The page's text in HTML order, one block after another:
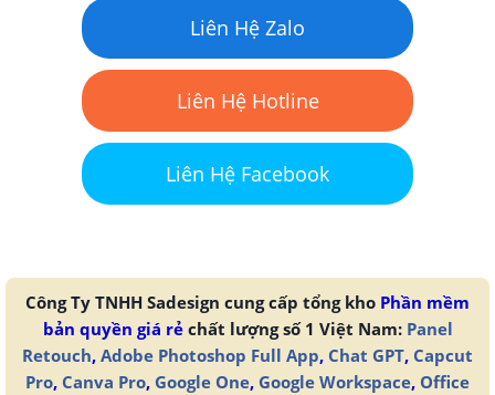
Liên Hệ Zalo
Liên Hệ Hotline
Liên Hệ Facebook
Công Ty TNHH Sadesign cung cấp tổng kho Phần mềm
bản quyền giá rẻchất lượng số 1 Việt Nam: Panel
Retouch, Adobe Photoshop Full App, Chat GPT, Capcut
Pro, Canva Pro, Google One, Google Workspace, Office